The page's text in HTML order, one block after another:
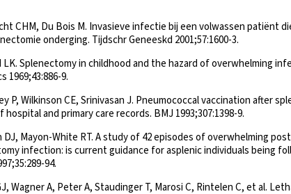
CHM, Du Bois M. Invasieve infectie bij een volwassen patiënt
onderging. Tijdschr Geneeskd 2001;57:1600-3.
LK. Splenectomy in childhood and the hazard of overwhelming
1969;43:886-9.
P, Wilkinson CE, Srinivasan J. Pneumococcal vaccination after
hospital and primary care records. BMJ 1993;307:1398-9.
DJ, Mayon-White RT. A study of 42 episodes of overwhelming
infection: is current guidance for asplenic individuals being
94.
Wagner A, Peter A, Staudinger T, Marosi C, Rintelen C, et al.